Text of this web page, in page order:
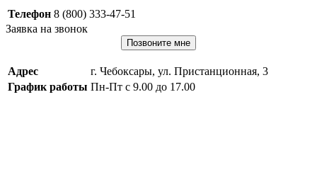
Телефон 8 (800) 333-47-51
Заявка на звонок
Позвоните мне
Адрес
г. Чебоксары, ул. Пристанционная, 3
График работы Пн-Пт с 9.00 до 17.00